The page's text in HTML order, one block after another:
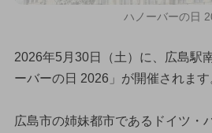
ハノーバーの日
2026年5月30日（土）に、広島駅
ーバーの日 2026」が開催されます
広島市の姉妹都市であるドイツ・